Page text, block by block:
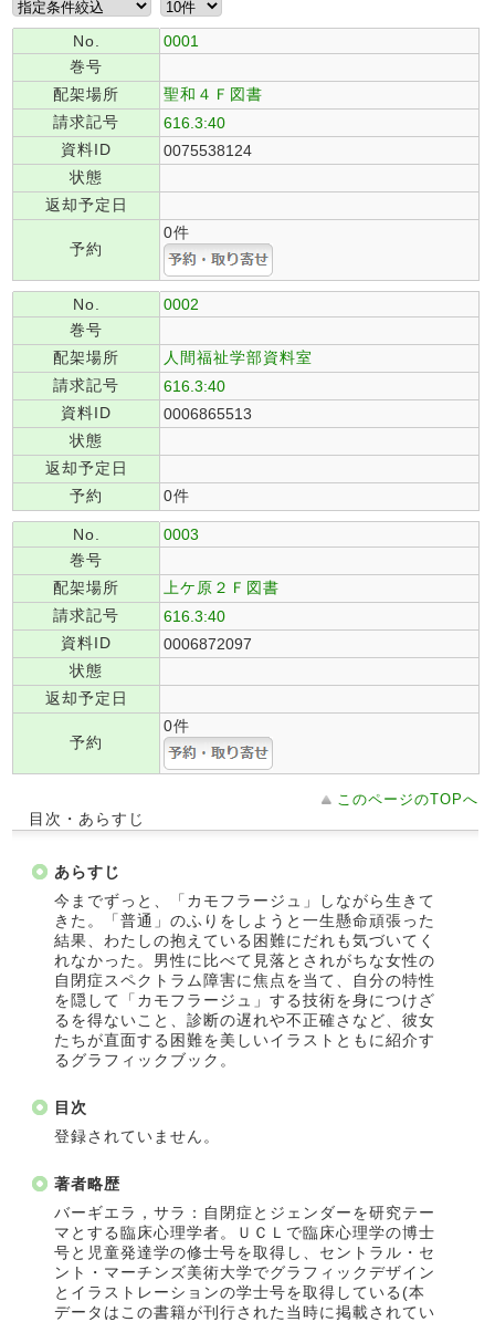
No.
0001
巻号
配架場所
聖和４Ｆ図書
請求記号
616.3:40
資料ID
0075538124
状態
返却予定日
予約
0件
No.
0002
巻号
配架場所
人間福祉学部資料室
請求記号
616.3:40
資料ID
0006865513
状態
返却予定日
予約
0件
No.
0003
巻号
配架場所
上ケ原２Ｆ図書
請求記号
616.3:40
資料ID
0006872097
状態
返却予定日
予約
0件
このページのTOPへ
目次・あらすじ
あらすじ
今までずっと、「カモフラージュ」しながら生きて
きた。「普通」のふりをしようと一生懸命頑張った
結果、わたしの抱えている困難にだれも気づいてく
れなかった。男性に比べて見落とされがちな女性の
自閉症スペクトラム障害に焦点を当て、自分の特性
を隠して「カモフラージュ」する技術を身につけざ
るを得ないこと、診断の遅れや不正確さなど、彼女
たちが直面する困難を美しいイラストともに紹介す
るグラフィックブック。
目次
登録されていません。
著者略歴
バーギエラ，サラ：自閉症とジェンダーを研究テー
マとする臨床心理学者。ＵＣＬで臨床心理学の博士
号と児童発達学の修士号を取得し、セントラル・セ
ント・マーチンズ美術大学でグラフィックデザイン
とイラストレーションの学士号を取得している(本
データはこの書籍が刊行された当時に掲載されてい